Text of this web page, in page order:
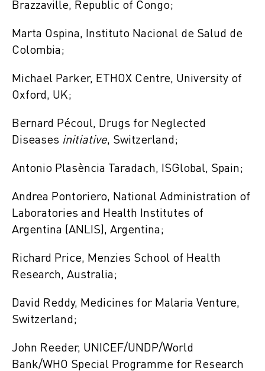
Brazzaville, Republic of Congo;
Marta Ospina, Instituto Nacional de Salud de
Colombia;
Michael Parker, ETHOX Centre, University of
Oxford, UK;
Bernard Pécoul, Drugs for Neglected
Diseases initiative, Switzerland;
Antonio Plasència Taradach, ISGlobal, Spain;
Andrea Pontoriero, National Administration of
Laboratories and Health Institutes of
Argentina (ANLIS), Argentina;
Richard Price, Menzies School of Health
Research, Australia;
David Reddy, Medicines for Malaria Venture,
Switzerland;
John Reeder, UNICEF/UNDP/World
Bank/WHO Special Programme for Research